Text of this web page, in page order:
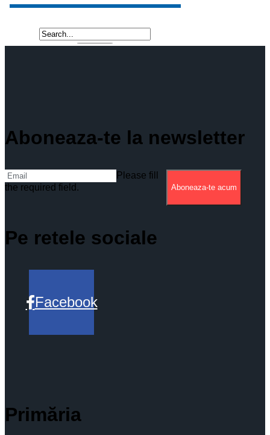
Aboneaza-te la newsletter
Please fill
the required field.
Aboneaza-te acum
Pe retele sociale
Facebook
Primăria